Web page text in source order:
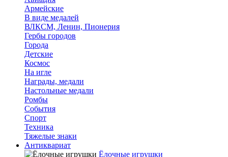
Армейские
В виде медалей
ВЛКСМ, Ленин, Пионерия
Гербы городов
Города
Детские
Космос
На игле
Награды, медали
Настольные медали
Ромбы
События
Спорт
Техника
Тяжелые знаки
Антиквариат
Ёлочные игрушки